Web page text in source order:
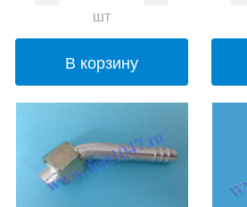
шт
В корзину